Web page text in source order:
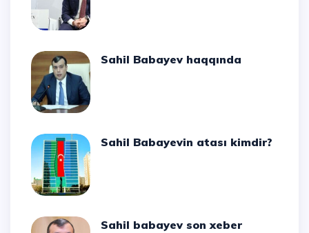
Sahil Babayev haqqında
Sahil Babayevin atası kimdir?
Sahil babayev son xeber